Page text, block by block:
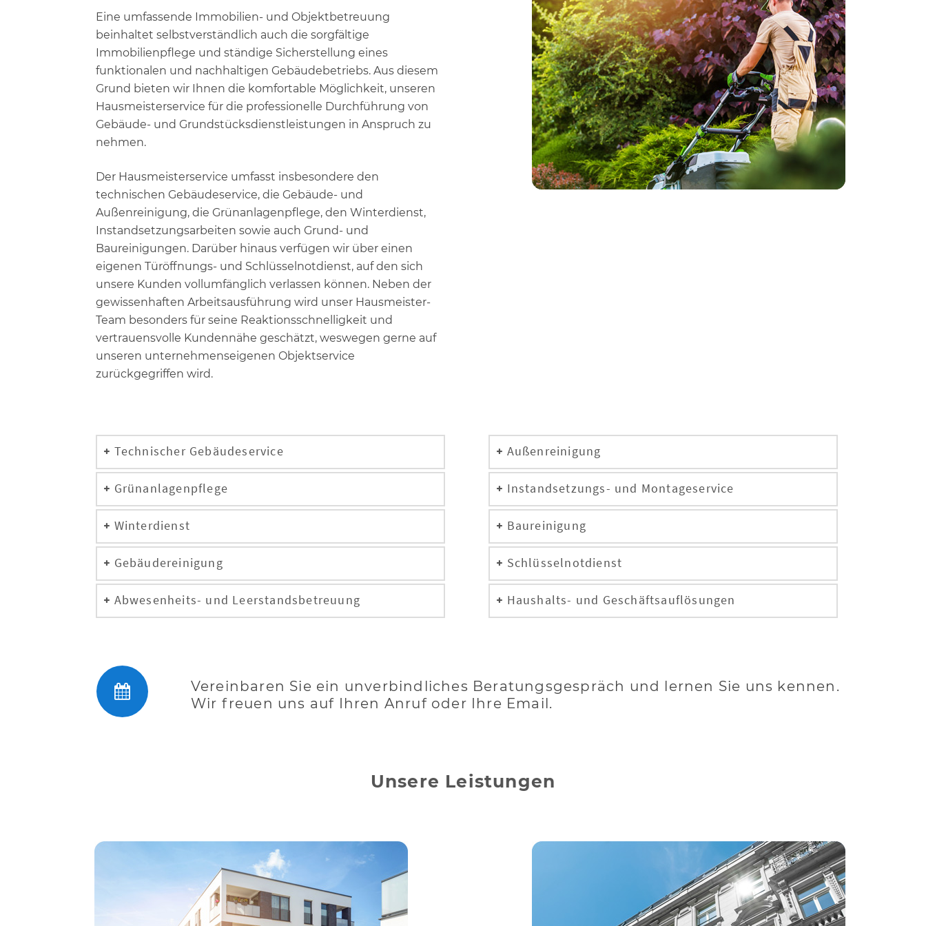
Eine umfassende Immobilien- und Objektbetreuung
beinhaltet selbstverständlich auch die sorgfältige
Immobilienpflege und ständige Sicherstellung eines
funktionalen und nachhaltigen Gebäudebetriebs. Aus diesem
Grund bieten wir Ihnen die komfortable Möglichkeit, unseren
Hausmeisterservice für die professionelle Durchführung von
Gebäude- und Grundstücksdienstleistungen in Anspruch zu
nehmen.
Der Hausmeisterservice umfasst insbesondere den
technischen Gebäudeservice, die Gebäude- und
Außenreinigung, die Grünanlagenpflege, den Winterdienst,
Instandsetzungsarbeiten sowie auch Grund- und
Baureinigungen. Darüber hinaus verfügen wir über einen
eigenen Türöffnungs- und Schlüsselnotdienst, auf den sich
unsere Kunden vollumfänglich verlassen können. Neben der
gewissenhaften Arbeitsausführung wird unser Hausmeister-
Team besonders für seine Reaktionsschnelligkeit und
vertrauensvolle Kundennähe geschätzt, weswegen gerne auf
unseren unternehmenseigenen Objektservice
zurückgegriffen wird.
Technischer Gebäudeservice
Grünanlagenpflege
Winterdienst
Gebäudereinigung
Abwesenheits- und Leerstandsbetreuung
Außenreinigung
Instandsetzungs- und Montageservice
Baureinigung
Schlüsselnotdienst
Haushalts- und Geschäftsauflösungen
Vereinbaren Sie ein unverbindliches Beratungsgespräch und lernen Sie uns kennen.
Wir freuen uns auf Ihren Anruf oder Ihre Email.
Unsere Leistungen